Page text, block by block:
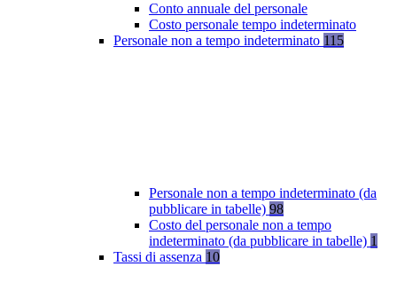
Conto annuale del personale
Costo personale tempo indeterminato
Personale non a tempo indeterminato 115
Personale non a tempo indeterminato (da
pubblicare in tabelle) 98
Costo del personale non a tempo
indeterminato (da pubblicare in tabelle) 1
Tassi di assenza 10